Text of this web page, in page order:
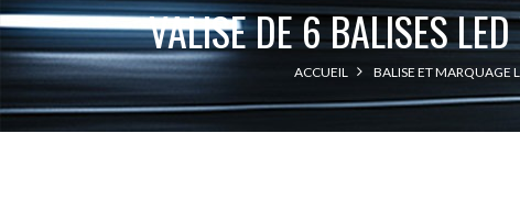
VALISE DE 6 BALISES
ACCUEIL BALISE ET MARQUAGE